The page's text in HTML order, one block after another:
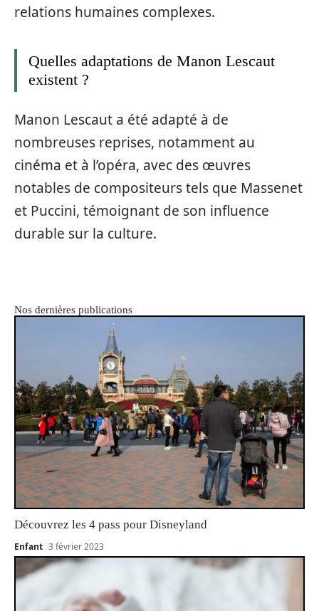
relations humaines complexes.
Quelles adaptations de Manon Lescaut
existent ?
Manon Lescaut a été adapté à de
nombreuses reprises, notamment au
cinéma et à l’opéra, avec des œuvres
notables de compositeurs tels que Massenet
et Puccini, témoignant de son influence
durable sur la culture.
Nos dernières publications
Découvrez les 4 pass pour Disneyland
Enfant 3 février 2023